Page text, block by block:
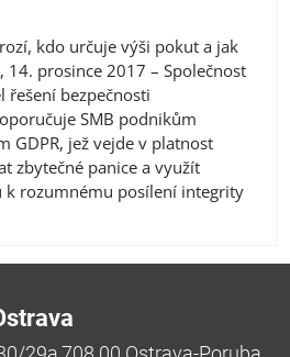
kdo určuje výši pokut a jak
14. prosince 2017 – Společnost
řešení bezpečnosti
SMB podnikům
GDPR, jež vejde v platnost
zbytečné panice a využít
k rozumnému posílení integrity